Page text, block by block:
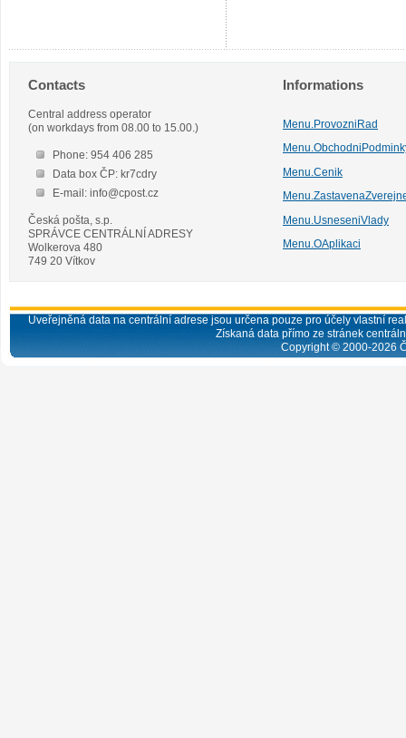
Contacts
Central address operator
(on workdays from 08.00 to 15.00.)
Phone: 954 406 285
Data box ČP: kr7cdry
E-mail: info@cpost.cz
Česká pošta, s.p.
SPRÁVCE CENTRÁLNÍ ADRESY
Wolkerova 480
749 20 Vítkov
Informations
Menu.ProvozniRad
Menu.Cenik
Menu.UsneseniVlady
Menu.OAplikaci
Uveřejněná data na centrální adrese jsou určena pouze pro účely vlastní
Získaná data přímo ze stránek
Copyright © 2000-2026